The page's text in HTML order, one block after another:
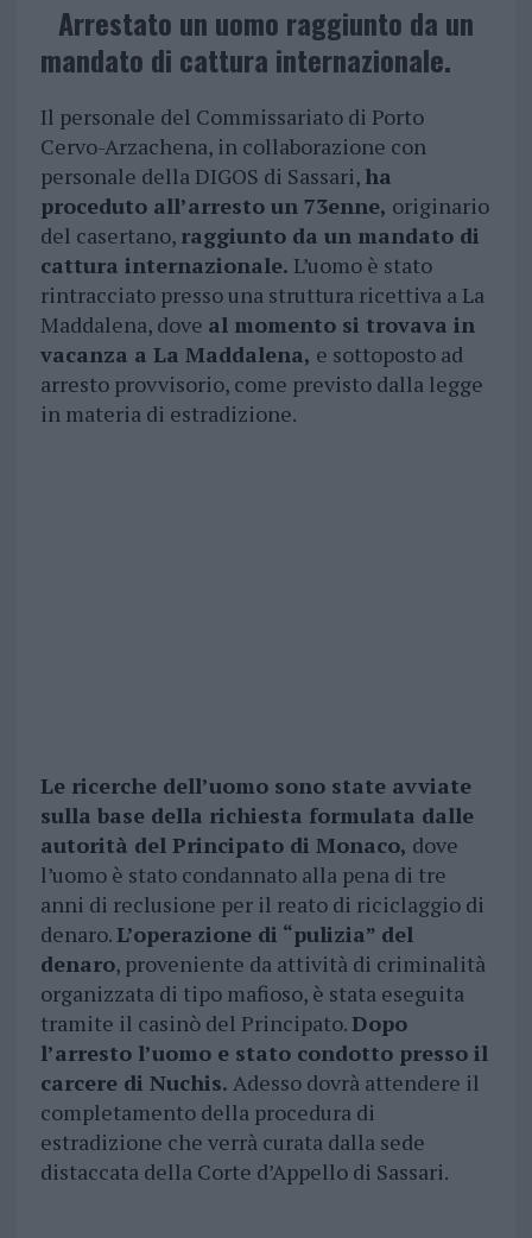
Arrestato un uomo raggiunto da un
mandato di cattura internazionale.
Il personale del Commissariato di Porto
Cervo-Arzachena, in collaborazione con
personale della DIGOS di Sassari, ha
proceduto all’arresto un 73enne, originario
del casertano, raggiunto da un mandato di
cattura internazionale. L’uomo è stato
rintracciato presso una struttura ricettiva a La
Maddalena, dove al momento si trovava in
vacanza a La Maddalena, e sottoposto ad
arresto provvisorio, come previsto dalla legge
in materia di estradizione.
Le ricerche dell’uomo sono state avviate
sulla base della richiesta formulata dalle
autorità del Principato di Monaco, dove
l’uomo è stato condannato alla pena di tre
anni di reclusione per il reato di riciclaggio di
denaro.L’operazione di “pulizia” del
denaro, proveniente da attività di criminalità
organizzata di tipo mafioso, è stata eseguita
tramite il casinò del Principato.Dopo
l’arresto l’uomo e stato condotto presso il
carcere di Nuchis. Adesso dovrà attendere il
completamento della procedura di
estradizione che verrà curata dalla sede
distaccata della Corte d’Appello di Sassari.